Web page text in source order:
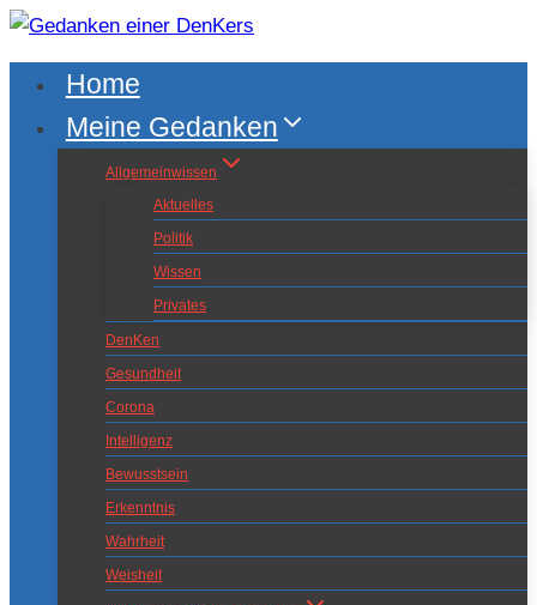
Zum
Inhalt
springenHome
Meine Gedanken
Allgemeinwissen
Aktuelles
Politik
Wissen
Privates
DenKen
Gesundheit
Corona
Intelligenz
Bewusstsein
Erkenntnis
Wahrheit
Weisheit